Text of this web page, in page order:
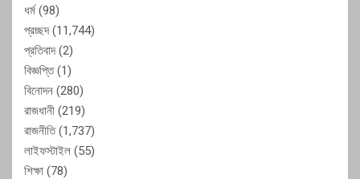
ধর্ম(98)
প্রচ্ছদ(11,744)
প্রতিবাদ(2)
বিজ্ঞপ্তি(1)
বিনোদন (280)
রাজধানী (219)
রাজনীতি(1,737)
লাইফস্টাইল (55)
শিক্ষা (78)